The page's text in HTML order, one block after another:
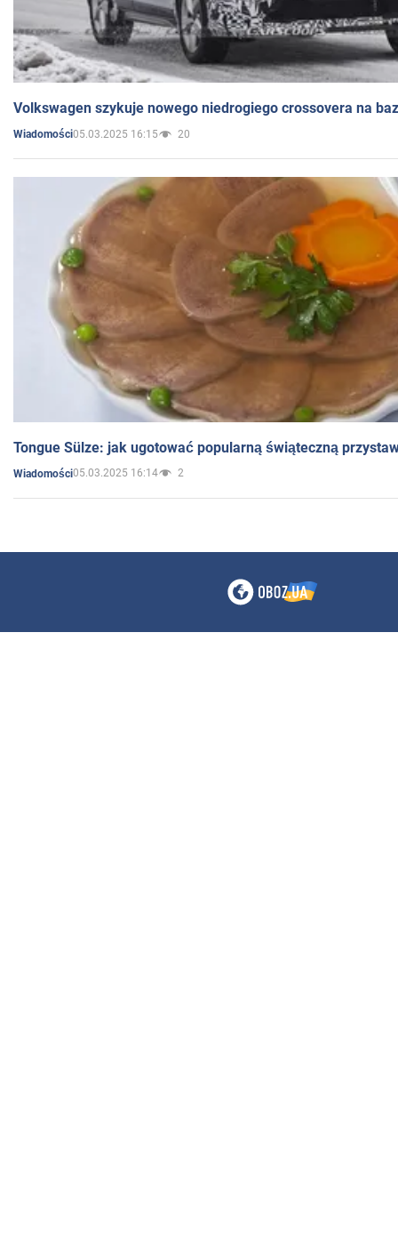
Volkswagen szykuje nowego niedrogiego crossovera na
Wiadomości05.03.2025 16:15 20
Tongue Sülze: jak ugotować popularną świąteczną
Wiadomości05.03.2025 16:14 2